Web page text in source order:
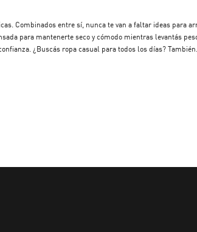
Combinados entre sí, nunca te van a faltar ideas para
para mantenerte seco y cómodo mientras levantás
¿Buscás ropa casual para todos los días? También